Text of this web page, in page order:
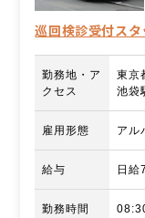
巡回検診受付スタ
勤務地・ア
クセス
東京
池袋
雇用形態 アル
給与 日給
勤務時間